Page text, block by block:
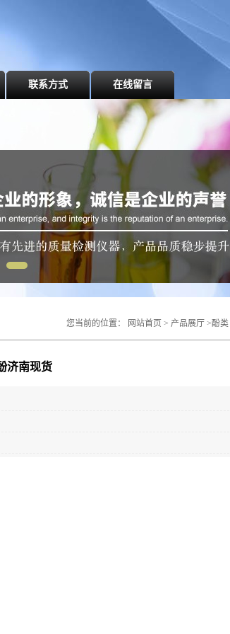
联系方式 在线留言
您当前的位置： 网站首页 > 产品展厅 >酚类
济南现货